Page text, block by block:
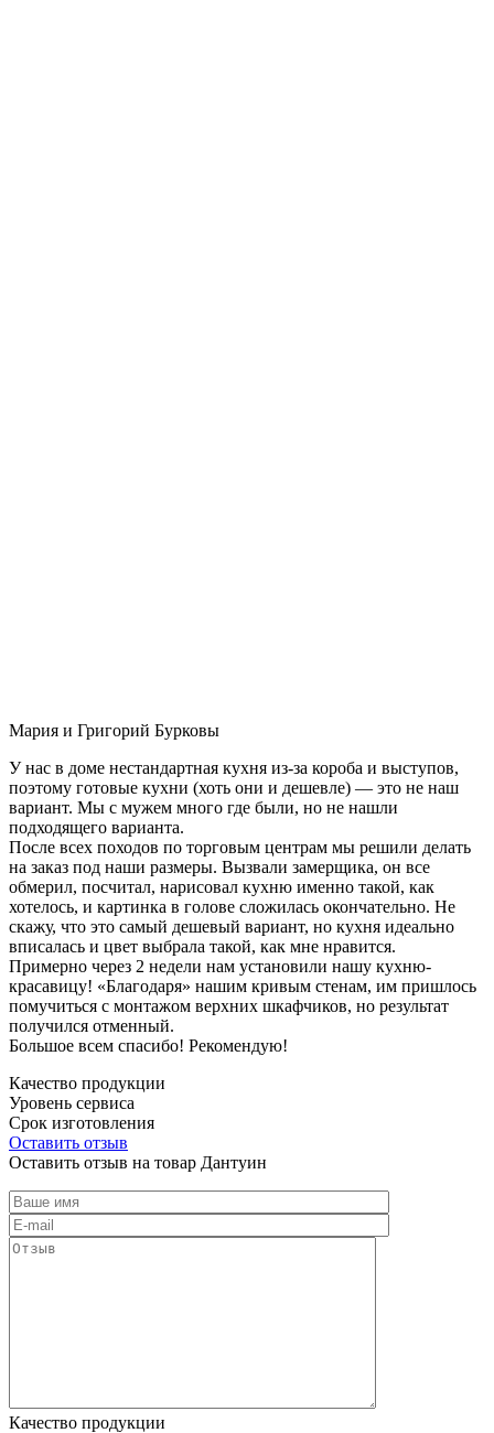
Мария и Григорий Бурковы
У нас в доме нестандартная кухня из-за короба и выступов,
поэтому готовые кухни (хоть они и дешевле) — это не наш
вариант. Мы с мужем много где были, но не нашли
подходящего варианта.
После всех походов по торговым центрам мы решили делать
на заказ под наши размеры. Вызвали замерщика, он все
обмерил, посчитал, нарисовал кухню именно такой, как
хотелось, и картинка в голове сложилась окончательно. Не
скажу, что это самый дешевый вариант, но кухня идеально
вписалась и цвет выбрала такой, как мне нравится.
Примерно через 2 недели нам установили нашу кухню-
красавицу! «Благодаря» нашим кривым стенам, им пришлось
помучиться с монтажом верхних шкафчиков, но результат
получился отменный.
Большое всем спасибо! Рекомендую!
Качество продукции
Уровень сервиса
Срок изготовления
Оставить отзыв
Оставить отзыв на товар Дантуин
Качество продукции